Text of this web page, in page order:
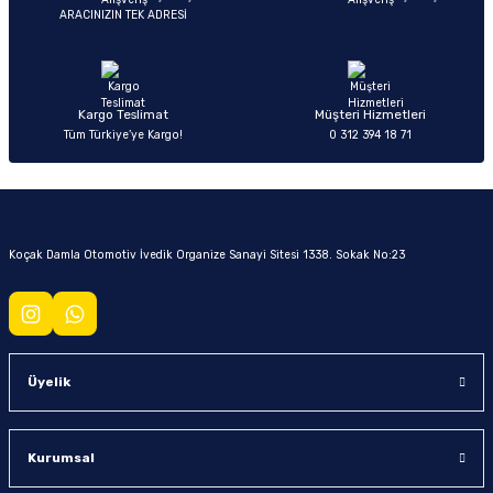
ARACINIZIN TEK ADRESİ
Kargo Teslimat
Tüm Türkiye’ye Kargo!
Müşteri Hizmetleri
0 312 394 18 71
Koçak Damla Otomotiv İvedik Organize Sanayi Sitesi 1338. Sokak No:23
Üyelik
Kurumsal